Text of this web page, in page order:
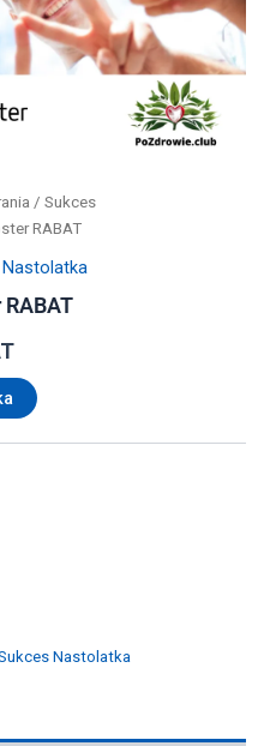
/ Sukces
RABAT
Nastolatka